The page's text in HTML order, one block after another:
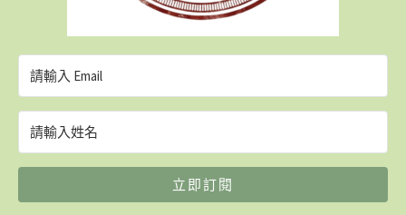
立即訂閱